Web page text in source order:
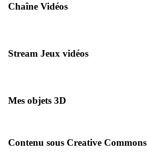
Chaîne Vidéos
Stream Jeux vidéos
Mes objets 3D
Contenu sous Creative Commons